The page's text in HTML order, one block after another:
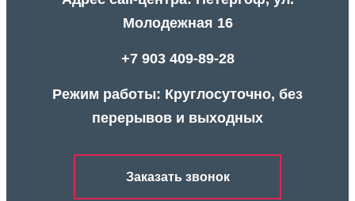
Молодежная 16
+7 903 409-89-28
Режим работы: Круглосуточно, без
перерывов и выходных
Заказать звонок